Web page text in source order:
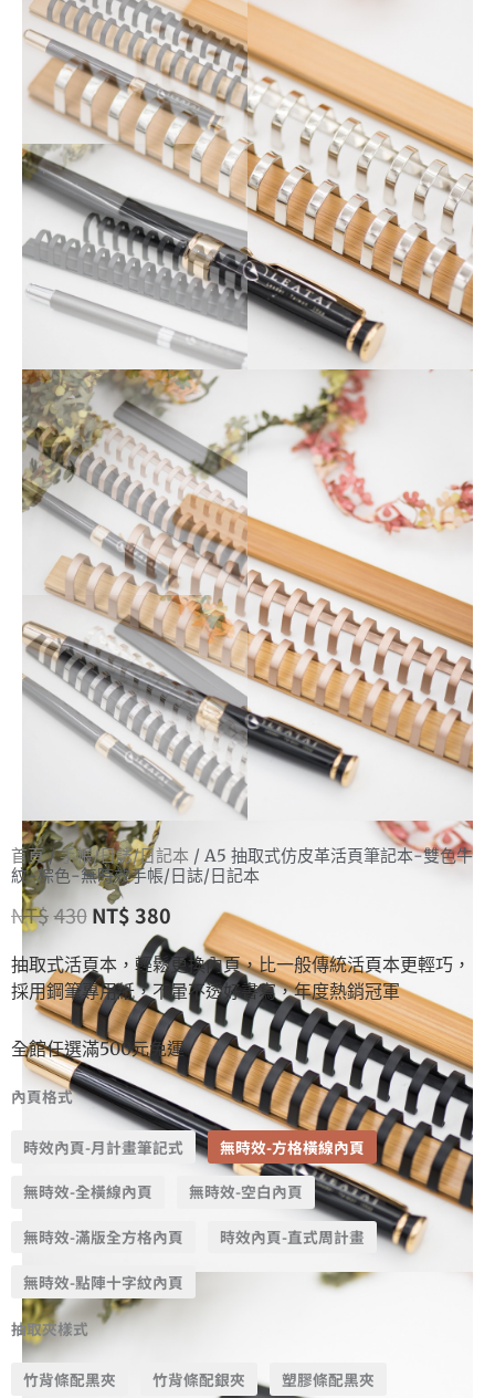
首頁/手帳/日誌/日記本 / A5 抽取式仿皮革活頁筆記本-雙色牛
紋-棕色-無時效手帳/日誌/日記本
NT$430 NT$380
抽取式活頁本，輕鬆更換內頁，比一般傳統活頁本更輕巧，
採用鋼筆專用紙，不暈不透好書寫，年度熱銷冠軍
全館任選滿500元免運
內頁格式
時效內頁-月計畫筆記式 無時效-方格橫線內頁
無時效-全橫線內頁 無時效-空白內頁
無時效-滿版全方格內頁 時效內頁-直式周計畫
無時效-點陣十字紋內頁
抽取夾樣式
竹背條配黑夾 竹背條配銀夾 塑膠條配黑夾